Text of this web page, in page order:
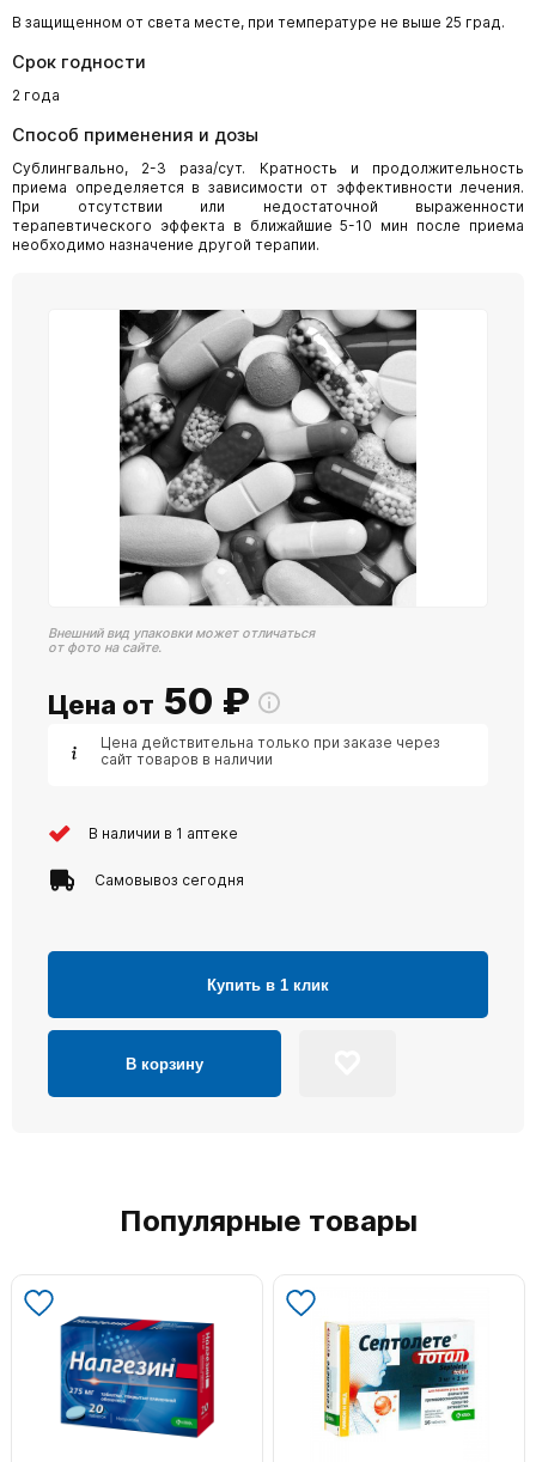
В защищенном от света месте, при температуре не выше 25 град.
Срок годности
2 года
Способ применения и дозы
Сублингвально, 2-3 раза/сут. Кратность и продолжительность
приема определяется в зависимости от эффективности лечения.
При отсутствии или недостаточной выраженности
терапевтического эффекта в ближайшие 5-10 мин после приема
необходимо назначение другой терапии.
Внешний вид упаковки может отличаться
от фото на сайте.
Цена от 50 ₽
Цена действительна только при заказе через
сайт товаров в наличии
В наличии в 1 аптеке
Самовывоз сегодня
Купить в 1 клик
В корзину
Популярные товары